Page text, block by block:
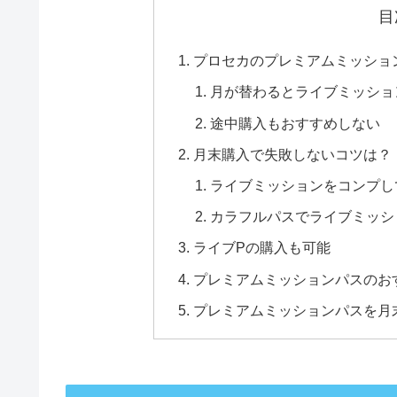
プロセカのプレミアムミッシ
月が替わるとライブミッシ
途中購入もおすすめしない
月末購入で失敗しないコツは？
ライブミッションをコンプ
カラフルパスでライブミッ
ライブPの購入も可能
プレミアムミッションパスの
プレミアムミッションパスを